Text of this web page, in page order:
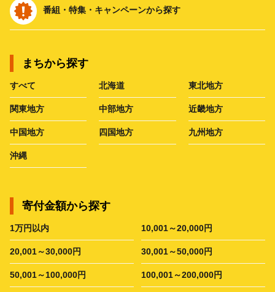
番組・特集・キャンペーンから探す
まちから探す
すべて 北海道 東北地方
関東地方 中部地方 近畿地方
中国地方 四国地方 九州地方
沖縄
寄付金額から探す
1万円以内 10,001～20,000円
20,001～30,000円 30,001～50,000円
50,001～100,000円 100,001～200,000円